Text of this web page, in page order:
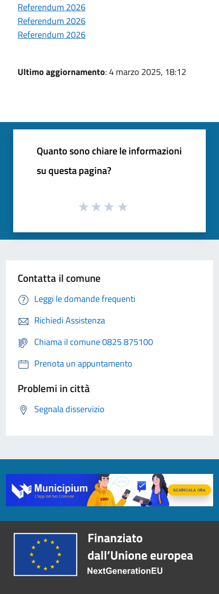
Referendum 2026
Referendum 2026
Referendum 2026
Ultimo aggiornamento: 4 marzo 2025, 18:12
Quanto sono chiare le informazioni
su questa pagina?
Contatta il comune
Leggi le domande frequenti
Richiedi Assistenza
Chiama il comune 0825 875100
Prenota un appuntamento
Problemi in città
Segnala disservizio